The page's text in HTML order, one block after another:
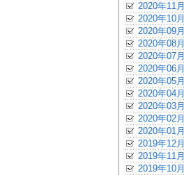
2020年11月
2020年10月
2020年09月
2020年08月
2020年07月
2020年06月
2020年05月
2020年04月
2020年03月
2020年02月
2020年01月
2019年12月
2019年11月
2019年10月